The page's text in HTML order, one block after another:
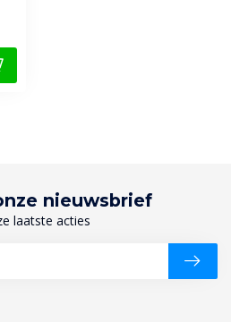
nieuwsbrief
laatste acties